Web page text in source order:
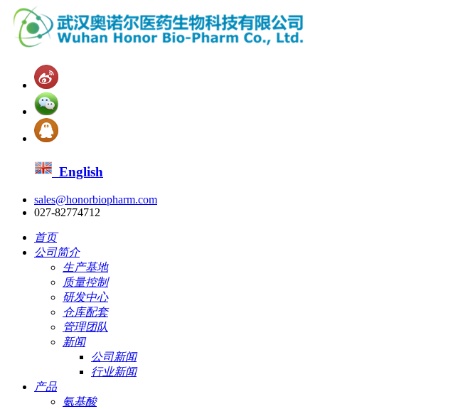
English
sales@honorbiopharm.com
027-82774712
首页
公司简介
生产基地
质量控制
研发中心
仓库配套
管理团队
新闻
公司新闻
行业新闻
产品
氨基酸